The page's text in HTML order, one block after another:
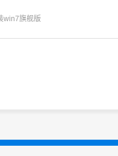
win7旗舰版